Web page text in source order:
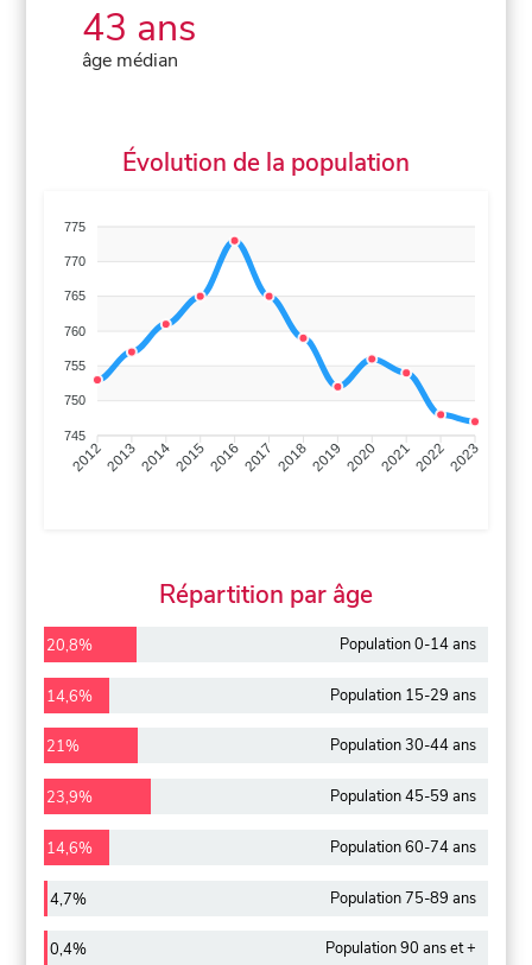
43 ans
âge médian
Évolution de la population
775
770
765
760
755
750
745
201220132014201520162017 20182019 2020202120222023
Répartition par âge
20,8% Population 0-14 ans
14,6% Population 15-29 ans
21% Population 30-44 ans
23,9% Population 45-59 ans
14,6% Population 60-74 ans
4,7% Population 75-89 ans
0,4% Population 90 ans et +